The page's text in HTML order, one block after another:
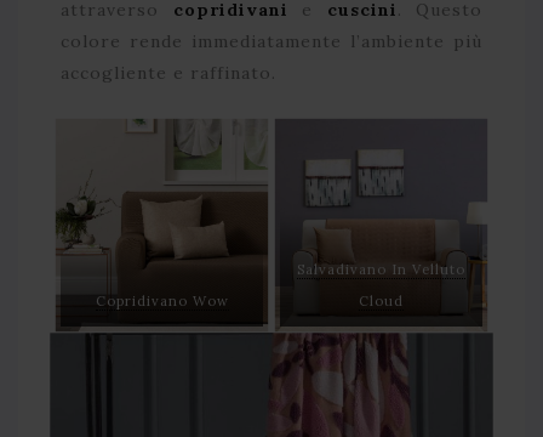
attraverso copridivani e cuscini. Questo
colore rende immediatamente l’ambiente più
accogliente e raffinato.
Copridivano Wow
Salvadivano In Velluto
Cloud